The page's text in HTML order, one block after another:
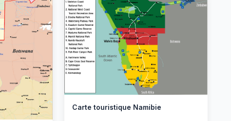
Carte touristique Namibie